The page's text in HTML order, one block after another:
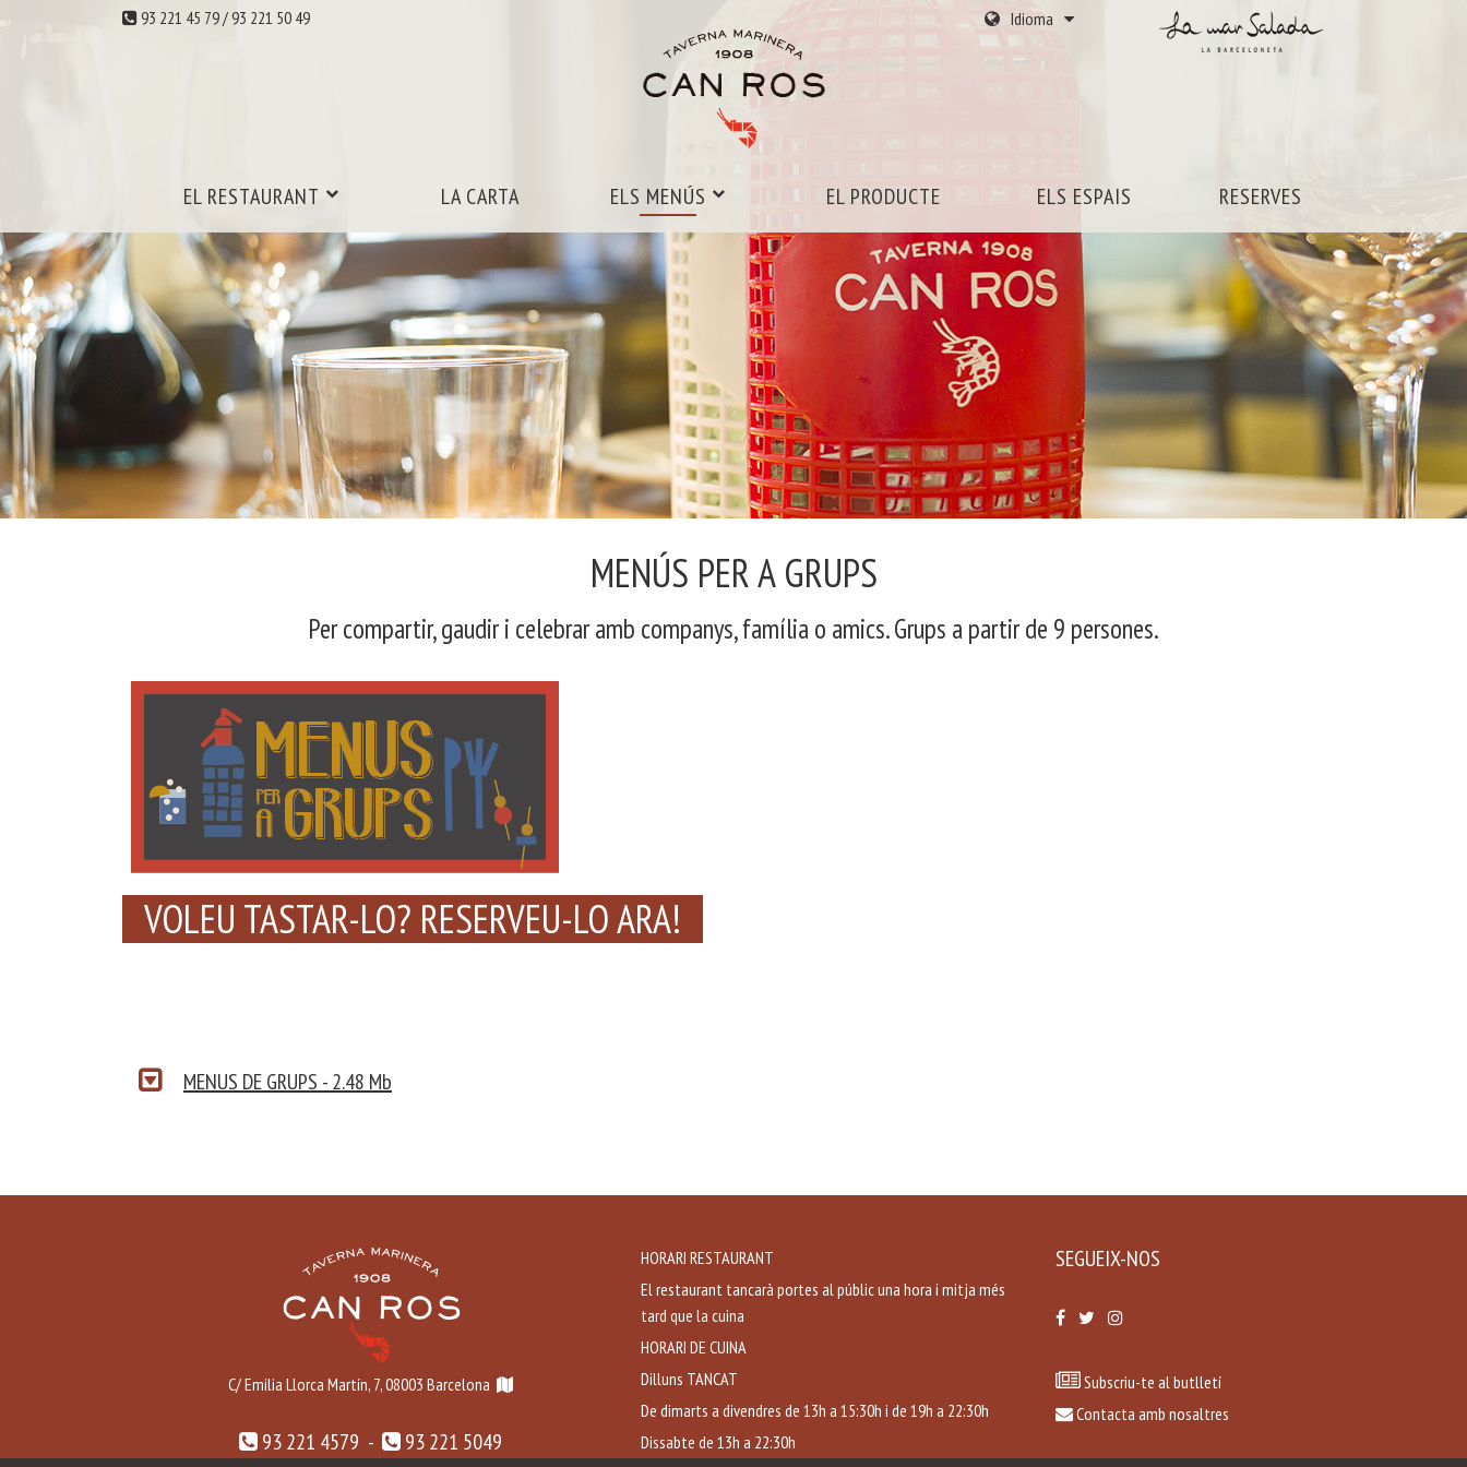
93 221 45 79 / 93 221 50 49 Idioma
EL RESTAURANT LA CARTA ELS MENÚS EL PRODUCTE ELS ESPAIS RESERVES
MENÚS PER A GRUPS
Per compartir, gaudir i celebrar amb companys, família o amics. Grups a partir de 9 persones.
VOLEU TASTAR-LO? RESERVEU-LO ARA!
MENUS DE GRUPS - 2.48 Mb
C/ Emilia Llorca Martín, 7, 08003 Barcelona
93 221 4579 - 93 221 5049
HORARI RESTAURANT
El restaurant tancarà portes al públic una hora i mitja més
tard que la cuina
HORARI DE CUINA
Dilluns TANCAT
De dimarts a divendres de 13h a 15:30h i de 19h a 22:30h
Dissabte de 13h a 22:30h
SEGUEIX-NOS
Subscriu-te al butlletí
Contacta amb nosaltres